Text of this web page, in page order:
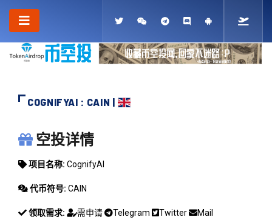
COGNIFYAI : CAIN |
COGNIFYAI
空投详情
项目名称: CognifyAI
代币符号: CAIN
领取需求: 需申请 Telegram Twitter Mail